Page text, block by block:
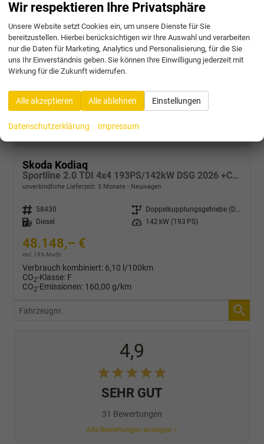
unverbindliche Lieferzeit:
Fahrzeugnr. 58428 Getriebe
Doppelkupplungsgetriebe (DSG)
Kraftstoff
Benzin Leistung 150 kW (204 PS)
47.031,– €
Verbrauch kombiniert:
7,60 l/100km
CO -Klasse:F
Skoda Kodiaq
Sportline 2.0 TDI 4x4 193PS/142kW DSG 2026 +CANTON+CONVENIENCE PLUS+PERFORMANCE+AKUSTIK
unverbindliche Lieferzeit: 5 Monate Neuwagen
Fahrzeugnr. 58430 Getriebe
Doppelkupplungsgetriebe (DSG)
Kraftstoff
Diesel Leistung 142 kW (193 PS)
48.148,– €
incl. 19% MwSt.
Verbrauch kombiniert: 6,10 l/100km
CO2-Klasse: F
CO2-Emissionen: 160,00 g/km
Fahrzeugnr.
4,9
SEHR GUT
31 Bewertungen
Alle Bewertungen anzeigen >
Wir respektieren Ihre Privatsphäre
Unsere Website setzt Cookies ein, um unsere Dienste für Sie
bereitzustellen. Hierbei berücksichtigen wir Ihre Auswahl und verarbeiten
nur die Daten für Marketing, Analytics und Personalisierung, für die Sie
uns Ihr Einverständnis geben. Sie können Ihre Einwilligung jederzeit mit
Wirkung für die Zukunft widerrufen.
Alle akzeptieren Alle ablehnen Einstellungen
Datenschutzerklärung Impressum